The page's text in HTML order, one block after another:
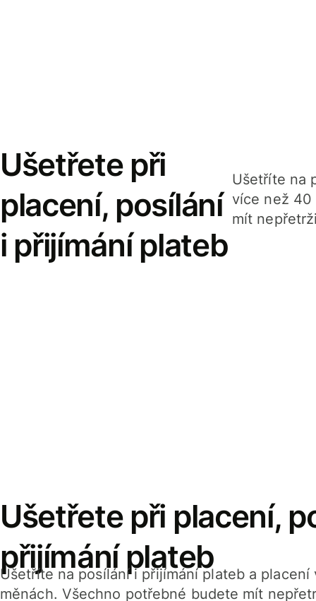
Ušetřete při
placení, posílání
i přijímání plateb
Ušetříte na
více než 40
mít
Ušetřete při placení,
přijímání plateb
Ušetříte na posílání i přijímání plateb a
měnách. Všechno potřebné budete mít